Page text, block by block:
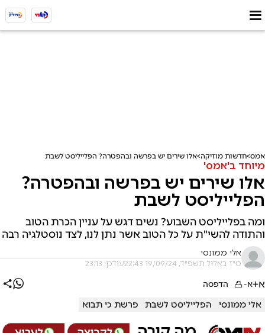
אמס חדשות מוזיקה אלו שירים יש בפרשה ובהפטרה? הפלייליסט לשבת
מיוחד ב'אמס'
אלו שירים יש בפרשה ובהפטרה?
הפלייליסט לשבת
ומה בפלייליסט השבוע? נשים דגש על עניין הכרת הטוב
והתודה להשי"ת על כל הטוב אשר נתן לנו, לצד נוסטלגיה רבה
אלי ממונסי
ט"ז באלול תשפ"ד, 19/09/24 22:43 עודכן: 23:13
א+א- הדפסה
אלי ממונסי הפלייליסט לשבת פרשת כי תבוא